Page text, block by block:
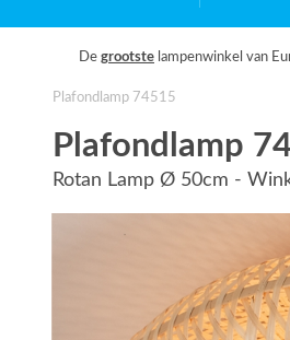
De grootste lampenwinkel van
Plafondlamp 74515
Plafondlamp
Rotan Lamp Ø 50cm -